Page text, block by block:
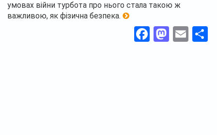
умовах війни турбота про нього стала такою ж
важливою, як фізична безпека.
Facebook